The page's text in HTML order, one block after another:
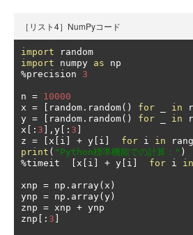
［リスト4］NumPyコード
import
import numpy as
%precision 3
n = 10000
x = random . random() for in
y = random . random() for in
x [: 3 ], y [: 3
z = x i + y i for i in
print ( "Python標準機能での計算：" )
%timeit x i + y i for i in
xnp = np . array( x )
ynp = np . array( y )
znp = xnp + ynp
znp [: 3